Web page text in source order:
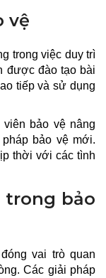
vệ
trong việc duy trì
được đào tạo bài
tiếp và sử dụng
bảo vệ nâng
bảo vệ mới.
thời với các tình
trong bảo
vai trò quan
Các giải pháp